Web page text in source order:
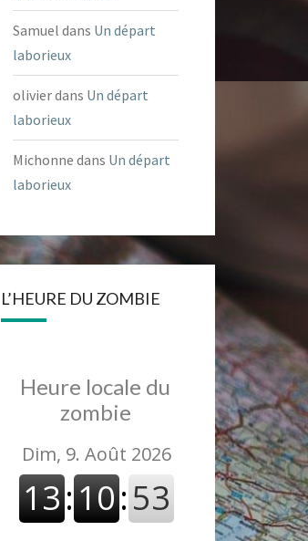
Samuel dans Un départ
laborieux
olivierdans Un départ
laborieux
Michonne dans Un départ
laborieux
L’HEURE DU ZOMBIE
Heure locale du
zombie